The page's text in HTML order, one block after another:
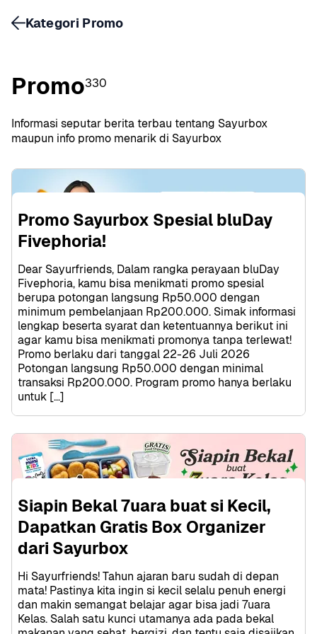
Promo330
Informasi seputar berita terbau tentang Sayurbox
maupun info promo menarik di Sayurbox
Promo Sayurbox Spesial bluDay
Fivephoria!
Dear Sayurfriends, Dalam rangka perayaan bluDay
Fivephoria, kamu bisa menikmati promo spesial
berupa potongan langsung Rp50.000 dengan
minimum pembelanjaan Rp200.000. Simak informasi
lengkap beserta syarat dan ketentuannya berikut ini
agar kamu bisa menikmati promonya tanpa terlewat!
Promo berlaku dari tanggal 22-26 Juli 2026
Potongan langsung Rp50.000 dengan minimal
transaksi Rp200.000. Program promo hanya berlaku
untuk […]
Siapin Bekal 7uara buat si Kecil,
Dapatkan Gratis Box Organizer
dari Sayurbox
Hi Sayurfriends! Tahun ajaran baru sudah di depan
mata! Pastinya kita ingin si kecil selalu penuh energi
dan makin semangat belajar agar bisa jadi 7uara
Kelas. Salah satu kunci utamanya ada pada bekal
Kategori Promo